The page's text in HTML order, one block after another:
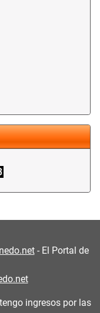
- El Portal de
ingresos por las